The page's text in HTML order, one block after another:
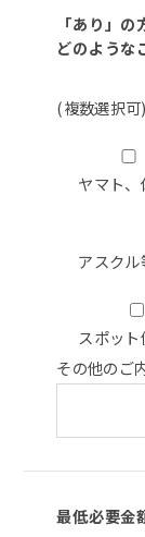
「あり」の
どのような
(複数選択可)
ヤマト、
アスク
スポッ
その他のご
最低必要金